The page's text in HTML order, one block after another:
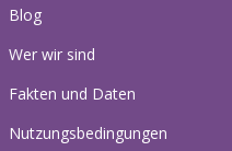
Blog
Wer wir sind
Fakten und Daten
Nutzungsbedingungen